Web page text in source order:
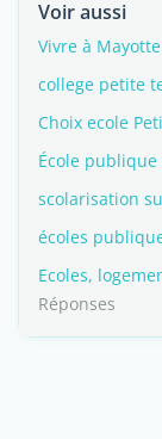
Voir aussi
Vivre à
college petite
Choix ecole
École
scolarisation
écoles
Ecoles,
Réponses